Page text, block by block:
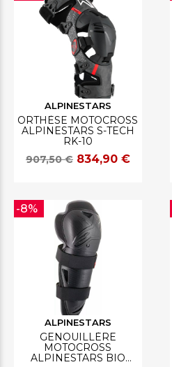
ALPINESTARS
ORTHÈSE MOTOCROSS
ALPINESTARS S-TECH
RK-10
907,50 € 834,90 €
ALPINESTARS
GENOUILLÈRE
MOTOCROSS
ALPINESTARS BIO
-8%